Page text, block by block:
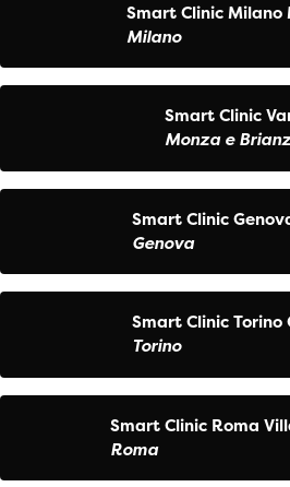
Smart Clinic Milano
Milano
Smart Clinic
Monza e
Smart Clinic
Genova
Smart Clinic Torino
Torino
Smart Clinic Roma
Roma